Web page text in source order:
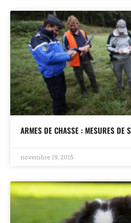
ARMES DE CHASSE : MESURES DE
novembre 19, 2015